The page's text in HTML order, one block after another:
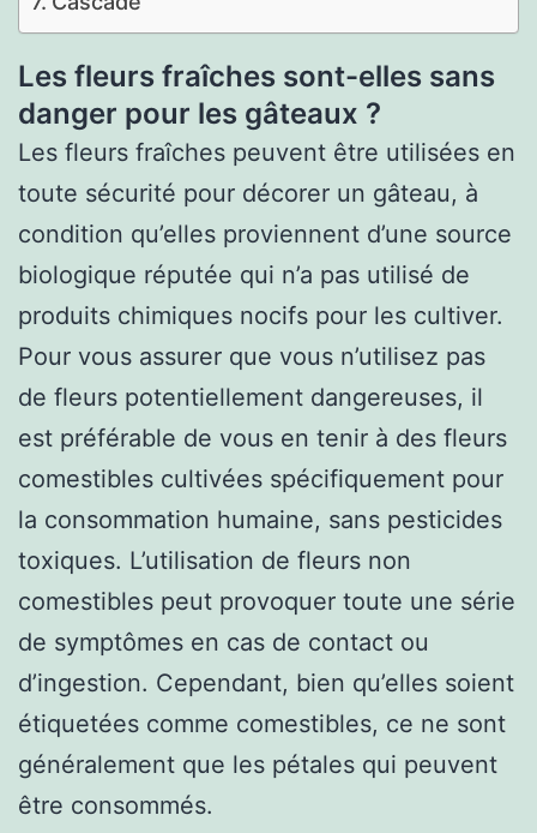
Les fleurs fraîches sont-elles sans
danger pour les gâteaux ?
Les fleurs fraîches peuvent être utilisées en
toute sécurité pour décorer un gâteau, à
condition qu’elles proviennent d’une source
biologique réputée qui n’a pas utilisé de
produits chimiques nocifs pour les cultiver.
Pour vous assurer que vous n’utilisez pas
de fleurs potentiellement dangereuses, il
est préférable de vous en tenir à des fleurs
comestibles cultivées spécifiquement pour
la consommation humaine, sans pesticides
toxiques. L’utilisation de fleurs non
comestibles peut provoquer toute une série
de symptômes en cas de contact ou
d’ingestion. Cependant, bien qu’elles soient
étiquetées comme comestibles, ce ne sont
généralement que les pétales qui peuvent
être consommés.